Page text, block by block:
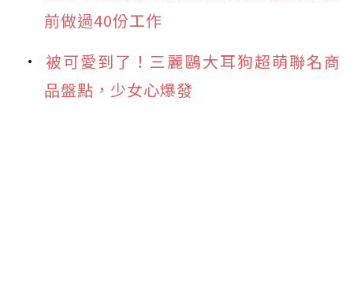
前做過40份工作
被可愛到了！三麗鷗大耳狗超萌聯名商
品盤點，少女心爆發